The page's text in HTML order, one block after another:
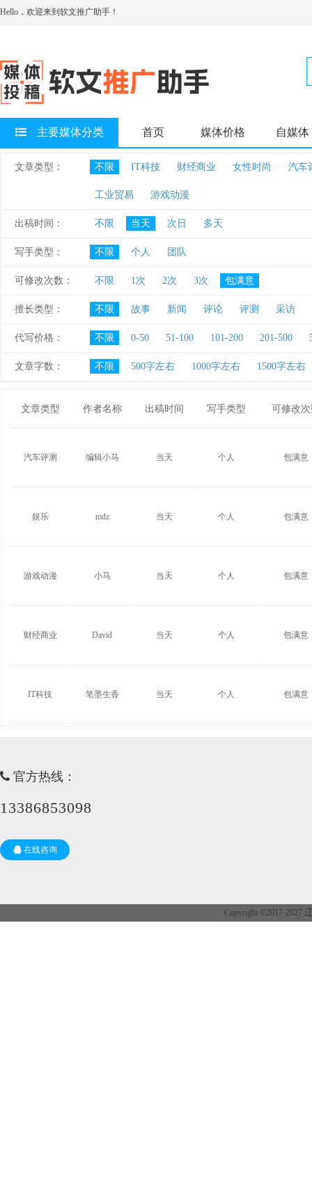
Hello，欢迎来到软文推广助手！
主要媒体分类 首页 媒体价格 自媒体
文章类型： 不限 IT科技 财经商业 女性时尚 汽车
工业贸易 游戏动漫
出稿时间： 不限 当天 次日 多天
写手类型： 不限 个人 团队
可修改次数： 不限 1次 2次 3次 包满意
擅长类型： 不限 故事 新闻 评论 评测 采访
代写价格： 不限 0-50 51-100 101-200 201-500
文章字数： 不限 500字左右 1000字左右 1500字左右
文章类型 作者名称 出稿时间 写手类型 可修改次
汽车评测 编辑小马 当天 个人 包满意
娱乐 mdz 当天 个人 包满意
游戏动漫 小马 当天 个人 包满意
财经商业 David 当天 个人 包满意
IT科技 笔墨生香 当天 个人 包满意
官方热线：
13386853098
在线咨询
Copyright ©2017-2027